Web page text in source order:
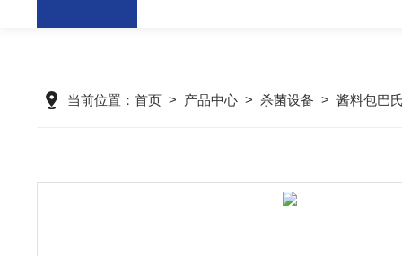
当前位置： 首页> 产品中心> 杀菌设备 > 酱料包巴